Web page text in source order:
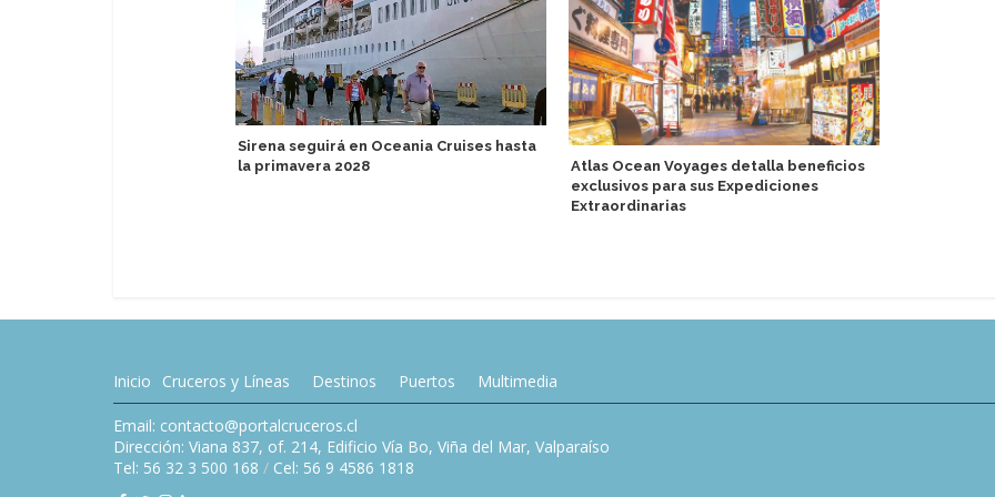
Sirena seguirá en Oceania Cruises hasta
la primavera 2028
Atlas Ocean Voyages detalla beneficios
exclusivos para sus Expediciones
Extraordinarias
Inicio Cruceros y Líneas Destinos Puertos Multimedia
Email: contacto@portalcruceros.cl
Dirección: Viana 837, of. 214, Edificio Vía Bo, Viña del Mar, Valparaíso
Tel: 56 32 3 500 168 / Cel: 56 9 4586 1818